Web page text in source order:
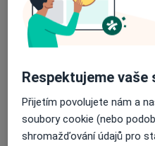
28. října 3004,
Dostupnost
Na této adrese online
Co mám v takové
Respektujeme vaše
Přijetím povolujete nám a
soubory cookie (nebo
shromažďování údajů pro